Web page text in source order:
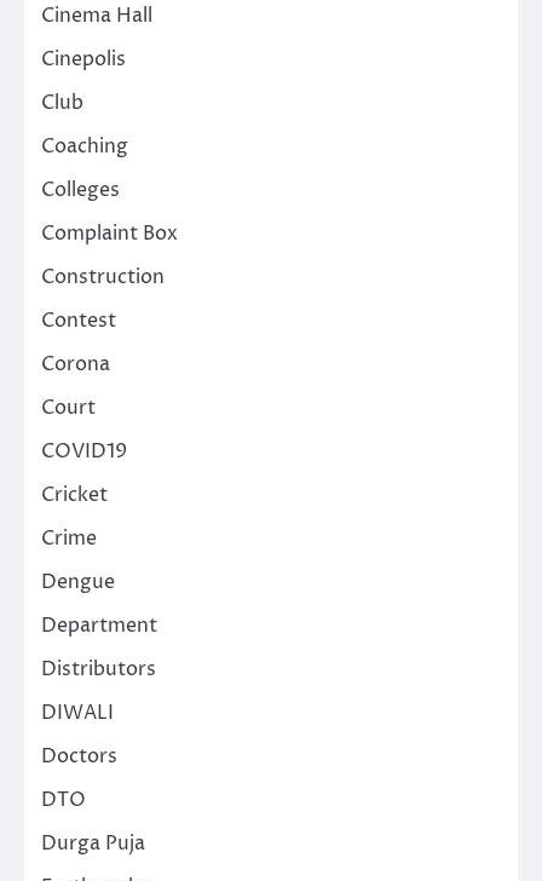
Cinema Hall
Cinepolis
Club
Coaching
Colleges
Complaint Box
Construction
Contest
Corona
Court
COVID19
Cricket
Crime
Dengue
Department
Distributors
DIWALI
Doctors
DTO
Durga Puja